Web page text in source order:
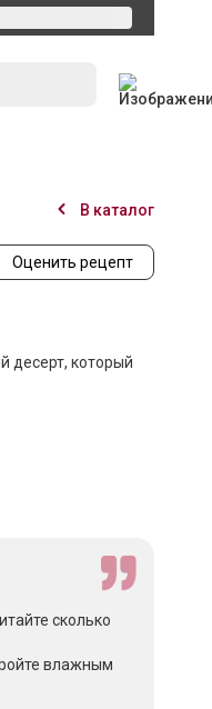
В каталог
Оценить рецепт
десерт, который
сколько
влажным